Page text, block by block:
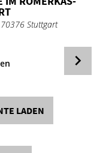
Stuttgart
LADEN